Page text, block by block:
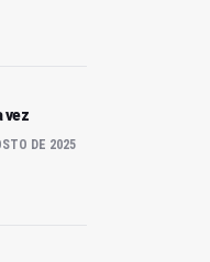
vez
DE 2025